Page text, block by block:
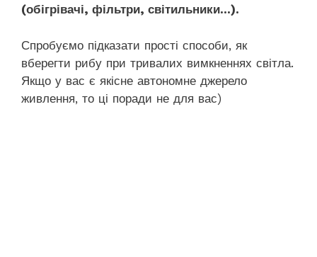
(обігрівачі, фільтри, світильники…).
Спробуємо підказати прості способи, як
вберегти рибу при тривалих вимкненнях світла.
Якщо у вас є якісне автономне джерело
живлення, то ці поради не для вас)